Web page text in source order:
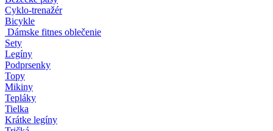
Cyklo-trenažér
Bicykle
Dámske fitnes oblečenie
Sety
Legíny
Podprsenky
Topy
Mikiny
Tepláky
Tielka
Krátke legíny